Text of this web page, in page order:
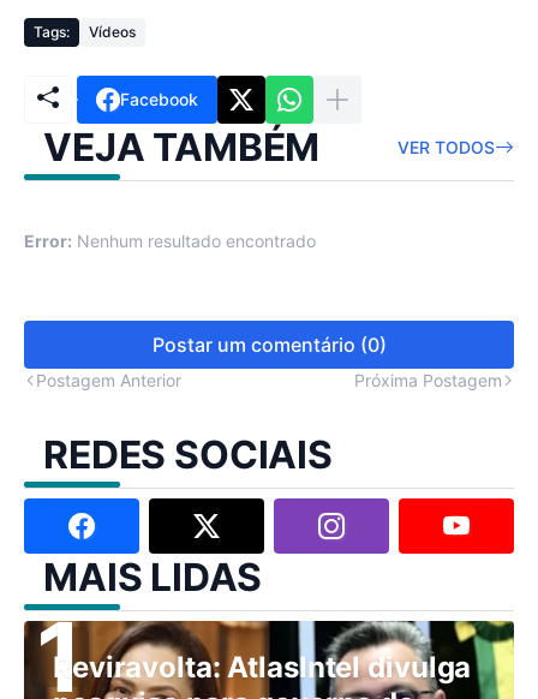
Tags: Vídeos
Facebook
VEJA TAMBÉM VER TODOS
Error: Nenhum resultado encontrado
Postar um comentário (0)
Postagem Anterior Próxima Postagem
REDES SOCIAIS
MAIS LIDAS
Reviravolta: AtlasIntel divulga